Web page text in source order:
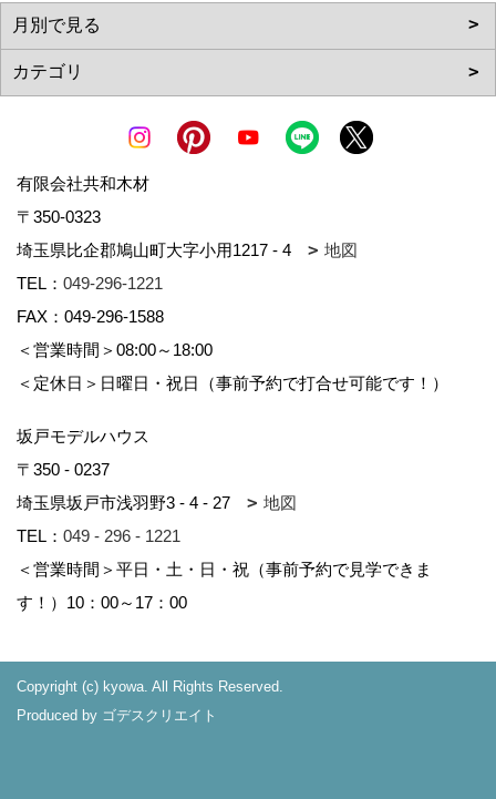
有限会社共和木材
〒350-0323
埼玉県比企郡鳩山町大字小用1217 - 4
地図
TEL： 049-296-1221
FAX：049-296-1588
＜営業時間＞08:00～18:00
＜定休日＞日曜日・祝日（事前予約で打合せ可能です！）
坂戸モデルハウス
〒350 - 0237
埼玉県坂戸市浅羽野3 - 4 - 27
地図
TEL： 049 - 296 - 1221
＜営業時間＞平日・土・日・祝（事前予約で見学できま
す！）10：00～17：00
Copyright (c) kyowa. All Rights Reserved.
Produced by ゴデスクリエイト